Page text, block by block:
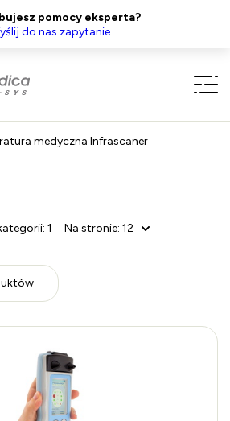
pomocy eksperta?
do nas zapytanie
medyczna Infrascaner
1 Na stronie: 12